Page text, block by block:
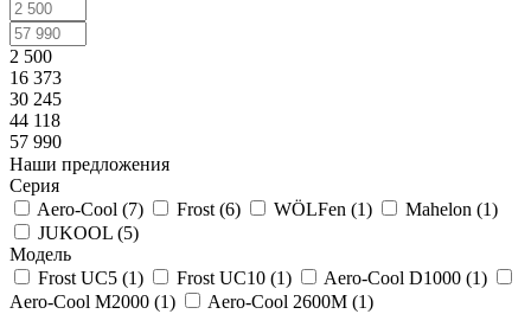
2 500
16 373
30 245
44 118
57 990
Наши предложения
Серия
Aero-Cool (7) Frost (6) WÖLFen (1) Mahelon (1)
JUKOOL (5)
Модель
Frost UC5 (1) Frost UC10 (1) Aero-Cool D1000 (1)
Aero-Cool M2000 (1) Aero-Cool 2600M (1)